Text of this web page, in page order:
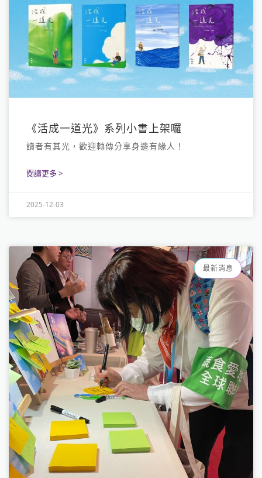
《活成一道光》系列小書上架囉
讀者有其光，歡迎轉傳分享身邊有緣人！
閱讀更多 >
2025-12-03
最新消息